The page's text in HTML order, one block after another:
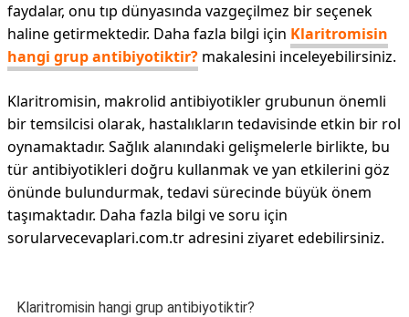
faydalar, onu tıp dünyasında vazgeçilmez bir seçenek
haline getirmektedir. Daha fazla bilgi için Klaritromisin
hangi grup antibiyotiktir? makalesini inceleyebilirsiniz.
Klaritromisin, makrolid antibiyotikler grubunun önemli
bir temsilcisi olarak, hastalıkların tedavisinde etkin bir rol
oynamaktadır. Sağlık alanındaki gelişmelerle birlikte, bu
tür antibiyotikleri doğru kullanmak ve yan etkilerini göz
önünde bulundurmak, tedavi sürecinde büyük önem
taşımaktadır. Daha fazla bilgi ve soru için
sorularvecevaplari.com.tr adresini ziyaret edebilirsiniz.
Klaritromisin hangi grup antibiyotiktir?